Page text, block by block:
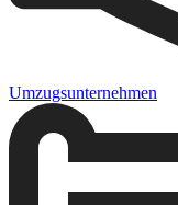
Umzugsunternehmen